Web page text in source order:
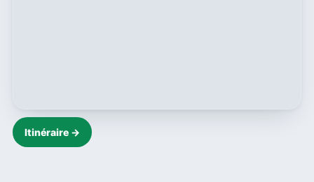
Itinéraire →